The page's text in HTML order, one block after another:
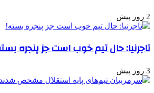
2 روز پیش
تاجرنیا: حال تیم خوب است جز پنجره
3 روز پیش